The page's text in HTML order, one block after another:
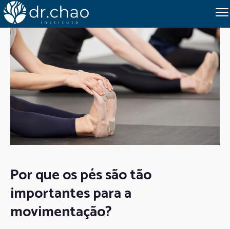
Por que os pés são tão
importantes para a
movimentação?